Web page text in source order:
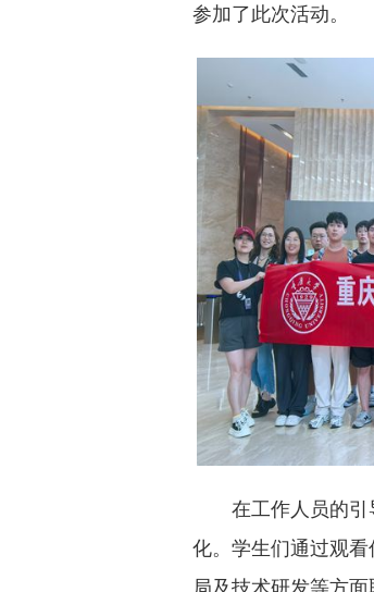
参加了此次活动。
在工作人员的
化。学生们通过观